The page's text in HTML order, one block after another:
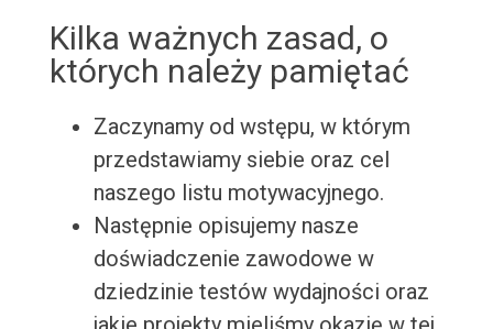
Kilka ważnych zasad, o
których należy pamiętać
Zaczynamy od wstępu, w którym
przedstawiamy siebie oraz cel
naszego listu motywacyjnego.
Następnie opisujemy nasze
doświadczenie zawodowe w
dziedzinie testów wydajności oraz